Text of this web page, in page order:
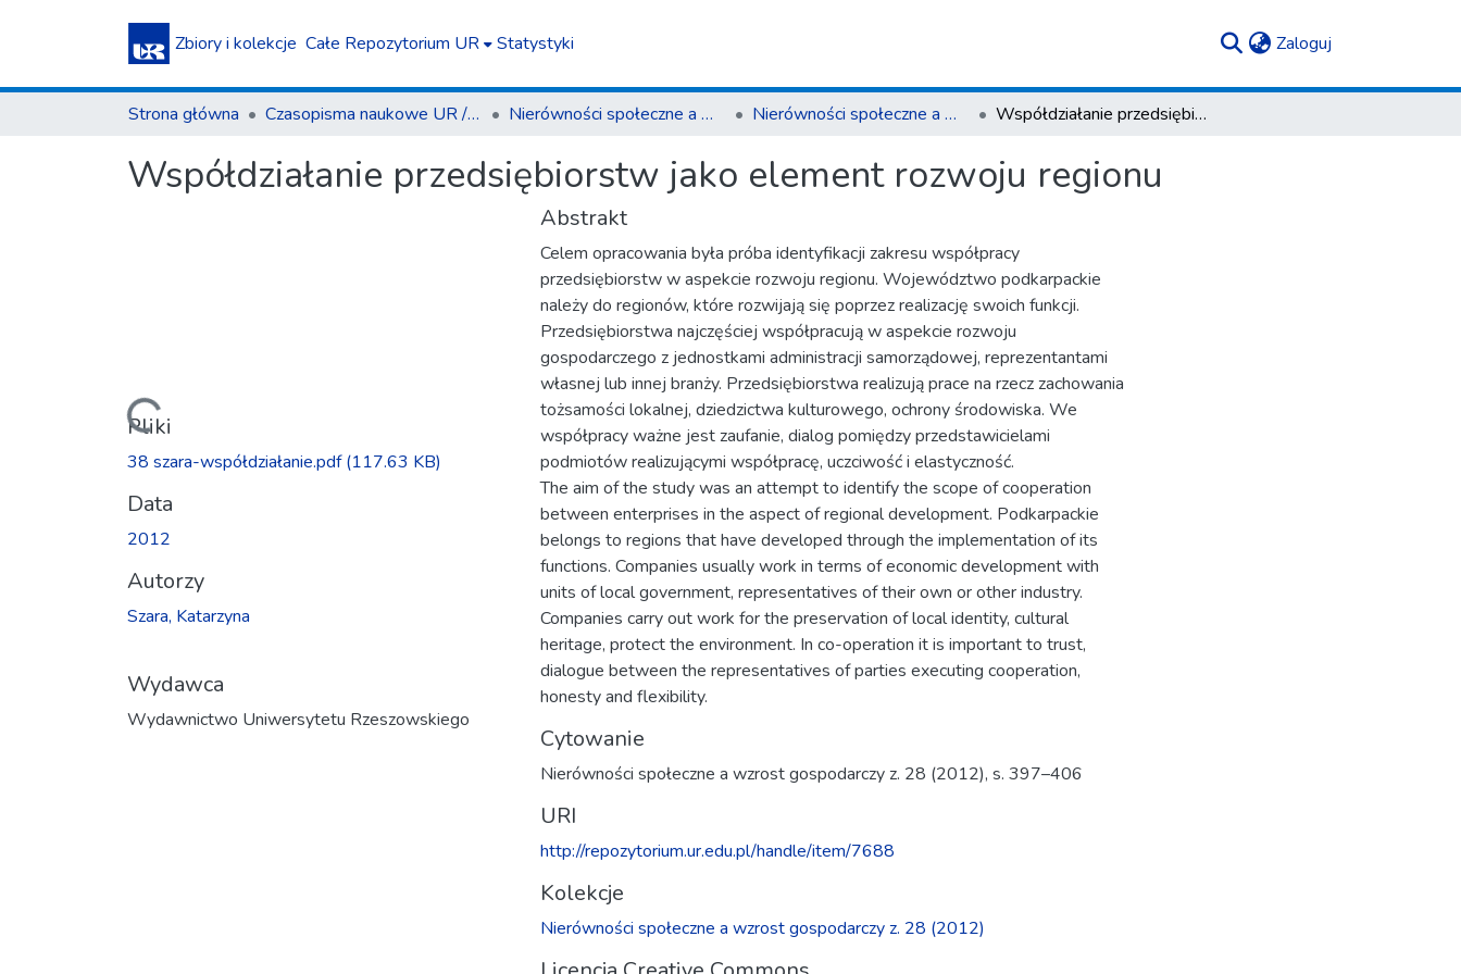
Zbiory i kolekcje Całe Repozytorium UR Statystyki Zaloguj
Strona główna Czasopisma naukowe UR / Scientific Journals Nierówności społeczne a wzrost gospodarczy Nierówności społeczne a wzrost gospodarczy z. 28 (2012) Współdziałanie przedsiębiorstw jako element rozwoju regionu
Współdziałanie przedsiębiorstw jako element rozwoju regionu
Ładowanie...
Pliki
38 szara-współdziałanie.pdf(117.63 KB)
Data
2012
Autorzy
Szara, Katarzyna
Wydawca
Wydawnictwo Uniwersytetu Rzeszowskiego
Abstrakt
Celem opracowania była próba identyfikacji zakresu współpracy
przedsiębiorstw w aspekcie rozwoju regionu. Województwo podkarpackie
należy do regionów, które rozwijają się poprzez realizację swoich funkcji.
Przedsiębiorstwa najczęściej współpracują w aspekcie rozwoju
gospodarczego z jednostkami administracji samorządowej, reprezentantami
własnej lub innej branży. Przedsiębiorstwa realizują prace na rzecz zachowania
tożsamości lokalnej, dziedzictwa kulturowego, ochrony środowiska. We
współpracy ważne jest zaufanie, dialog pomiędzy przedstawicielami
podmiotów realizującymi współpracę, uczciwość i elastyczność.
The aim of the study was an attempt to identify the scope of cooperation
between enterprises in the aspect of regional development. Podkarpackie
belongs to regions that have developed through the implementation of its
functions. Companies usually work in terms of economic development with
units of local government, representatives of their own or other industry.
Companies carry out work for the preservation of local identity, cultural
heritage, protect the environment. In co-operation it is important to trust,
dialogue between the representatives of parties executing cooperation,
honesty and flexibility.
Cytowanie
Nierówności społeczne a wzrost gospodarczy z. 28 (2012), s. 397–406
URI
http://repozytorium.ur.edu.pl/handle/item/7688
Kolekcje
Nierówności społeczne a wzrost gospodarczy z. 28 (2012)